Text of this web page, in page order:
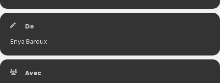
De
Enya Baroux
Avec